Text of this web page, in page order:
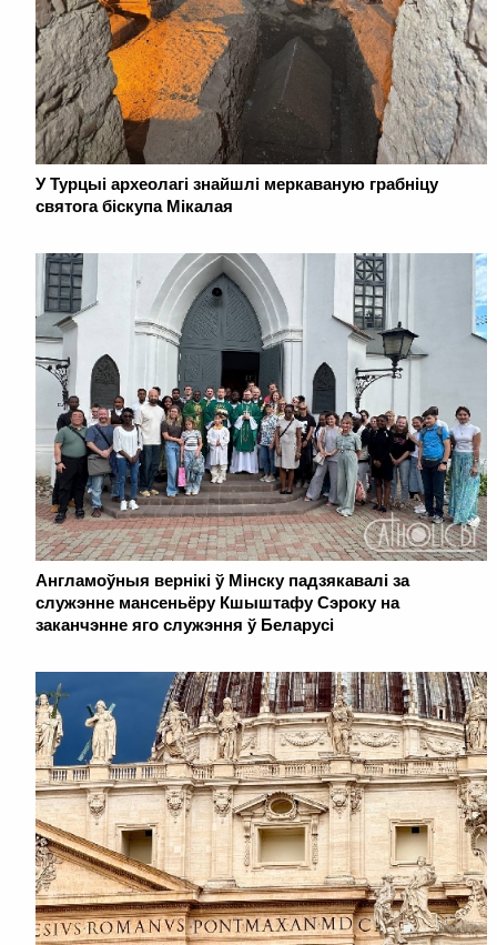
У Турцыі археолагі знайшлі меркаваную грабніцу
святога біскупа Мікалая
Англамоўныя вернікі ў Мінску падзякавалі за
служэнне мансеньёру Кшыштафу Сэроку на
заканчэнне яго служэння ў Беларусі